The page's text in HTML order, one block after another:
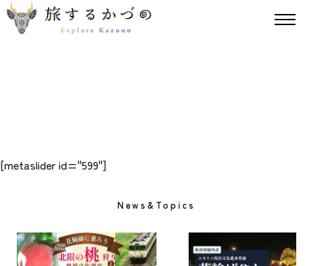
[metaslider id="599"]
News&Topics